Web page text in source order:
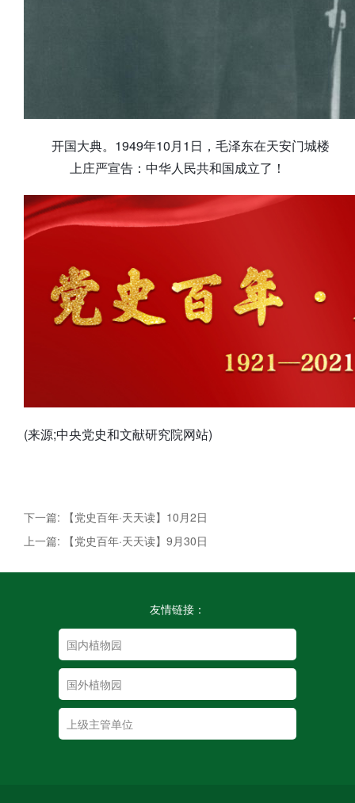
开国大典。1949年10月1日，毛泽东在天安门城楼
上庄严宣告：中华人民共和国成立了！
(来源;中央党史和文献研究院网站)
下一篇: 【党史百年·天天读】10月2日
上一篇: 【党史百年·天天读】9月30日
友情链接：